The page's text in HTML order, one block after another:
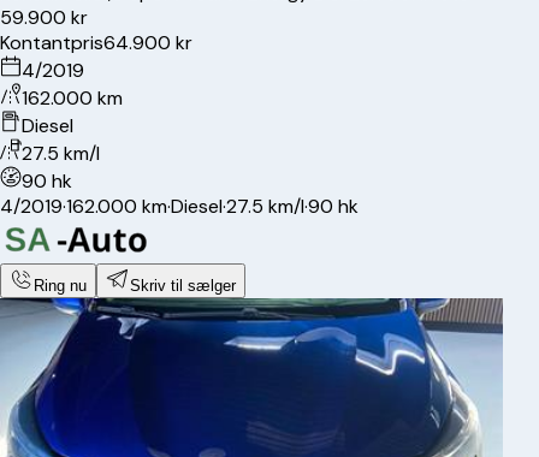
59.900 kr
Kontantpris64.900 kr
4/2019
162.000 km
Diesel
27.5 km/l
90 hk
4/2019·162.000 km·Diesel·27.5 km/l·90 hk
Ring nu Skriv til sælger